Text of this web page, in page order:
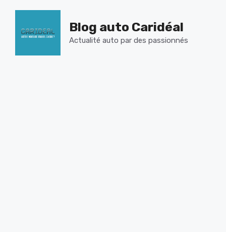
contenu
Blog auto Caridéal
Actualité auto par des passionnés